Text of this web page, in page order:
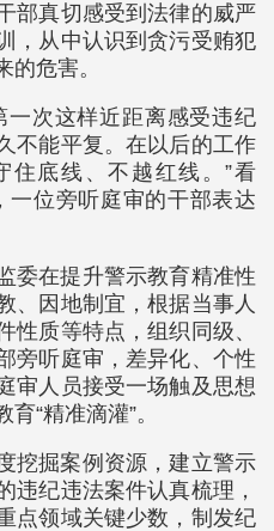
部真切感受到法律的威严
，从中认识到贪污受贿犯
危害。
一次这样近距离感受违纪
不能平复。在以后的工作
住底线、不越红线。”看
一位旁听庭审的干部表达
委在提升警示教育精准性
、因地制宜，根据当事人
性质等特点，组织同级、
旁听庭审，差异化、个性
审人员接受一场触及思想
“精准滴灌”。
挖掘案例资源，建立警示
违纪违法案件认真梳理，
点领域关键少数，制发纪